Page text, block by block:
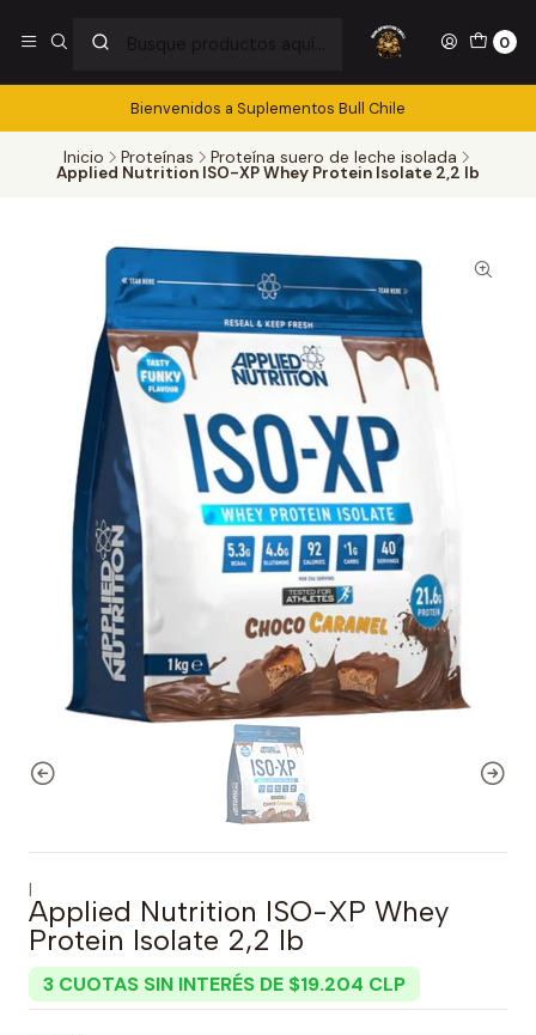
0
Bienvenidos a Suplementos Bull Chile
Inicio Proteínas Proteína suero de leche isolada
Applied Nutrition ISO-XP Whey Protein Isolate 2,2 lb
|
Applied Nutrition ISO-XP Whey
Protein Isolate 2,2 lb
3 CUOTAS SIN INTERÉS DE $19.204 CLP